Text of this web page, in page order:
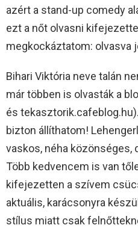
azért a stand-up comedy
ezt a nőt olvasni
megkockáztatom: olvasva
Bihari Viktória neve talán
már többen is olvasták a
és
bizton állíthatom!
vaskos, néha közönséges,
Több kedvencem is van
kifejezetten a szívem
aktuális, karácsonyra
stílus miatt csak